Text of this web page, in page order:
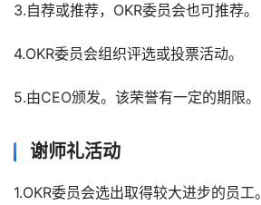
3.自荐或推荐，OKR委员会也可推荐。
4.OKR委员会组织评选或投票活动。
5.由CEO颁发。该荣誉有一定的期限。
谢师礼活动
1.OKR委员会选出取得较大进步的员工。